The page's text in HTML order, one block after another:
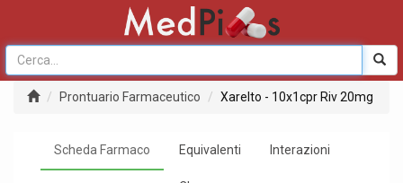
Prontuario Farmaceutico Xarelto - 10x1cpr Riv 20mg
Scheda Farmaco Equivalenti Interazioni